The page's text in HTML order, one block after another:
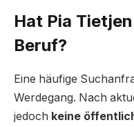
Hat Pia
Beruf?
Eine häufige
Werdegang. Nach
jedoch keine